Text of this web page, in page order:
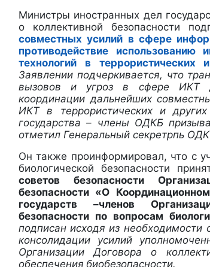
Министры иностранных дел
о коллективной безопасности
совместных усилий в сфере
противодействие использованию
технологий в террористических
Заявлении подчеркивается, что
вызовов и угроз в сфере ИКТ
координации дальнейших
ИКТ в террористических и
государства – члены ОДКБ
отметил Генеральный секретрпь
Он также проинформировал, что с
биологической безопасности
советов безопасности
безопасности «О
государств –членов
безопасности по вопросам
подписан исходя из необходимости
консолидации усилий
Организации Договора о
обеспечения биобезопасности.